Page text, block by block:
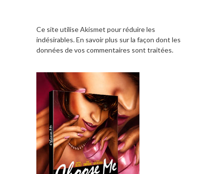
Ce site utilise Akismet pour réduire les
indésirables.En savoir plus sur la façon dont les
données de vos commentaires sont traitées.